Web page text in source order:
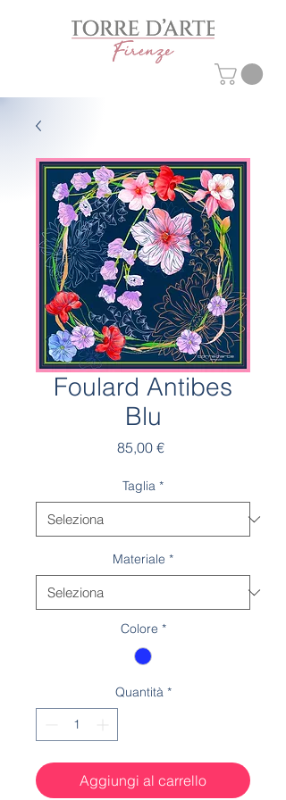
Foulard Antibes
Blu
85,00 €Prezzo
Taglia *
Materiale *
Colore *
Quantità *
Aggiungi al carrello